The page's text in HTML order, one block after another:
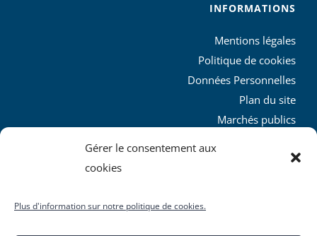
Gérer le consentement aux
cookies
Plus d'information sur notre politique de cookies.
INFORMATIONS
Mentions légales
Politique de cookies
Données Personnelles
Plan du site
Marchés publics
L’agglo recrute